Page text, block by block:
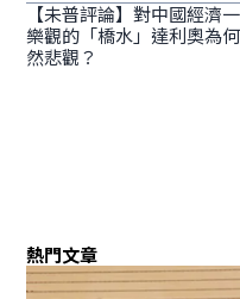
【未普評論】對中國經濟
樂觀的「橋水」達利奧為
然悲觀？
熱門文章